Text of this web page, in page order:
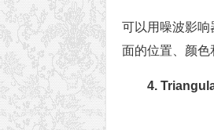
可以用噪波影
面的位置、颜色
4.